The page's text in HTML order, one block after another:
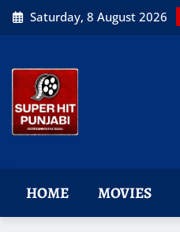
Skip
to
Saturday, 8 August 2026
HOME MOVIES